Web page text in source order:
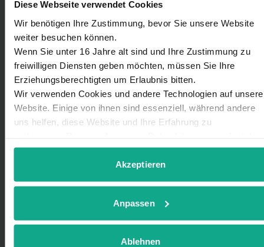
Diese Webseite verwendet Cookies
Wir benötigen Ihre Zustimmung, bevor Sie unsere Website
weiter besuchen können.
Wenn Sie unter 16 Jahre alt sind und Ihre Zustimmung zu
freiwilligen Diensten geben möchten, müssen Sie Ihre
Erziehungsberechtigten um Erlaubnis bitten.
Wir verwenden Cookies und andere Technologien auf
Website. Einige von ihnen sind essenziell, während andere
uns helfen, diese Website und Ihre Erfahrung zu
werden (z. B. IP-Adressen), z. B. für personalisierte
und Inhalte oder Anzeigen- und Inhaltsmessung. Weitere
Informationen über die Verwendung Ihrer Daten finden Sie in
jederzeit unter Details widerrufen oder anpassen.
Akzeptieren
Anpassen
Ablehnen
Inselstrom
Technikpartner
Lasse Boyens
25946 Norddorf auf Amrum
Mob.: 0171-8619443
boyens@inselstrom-amrum.de